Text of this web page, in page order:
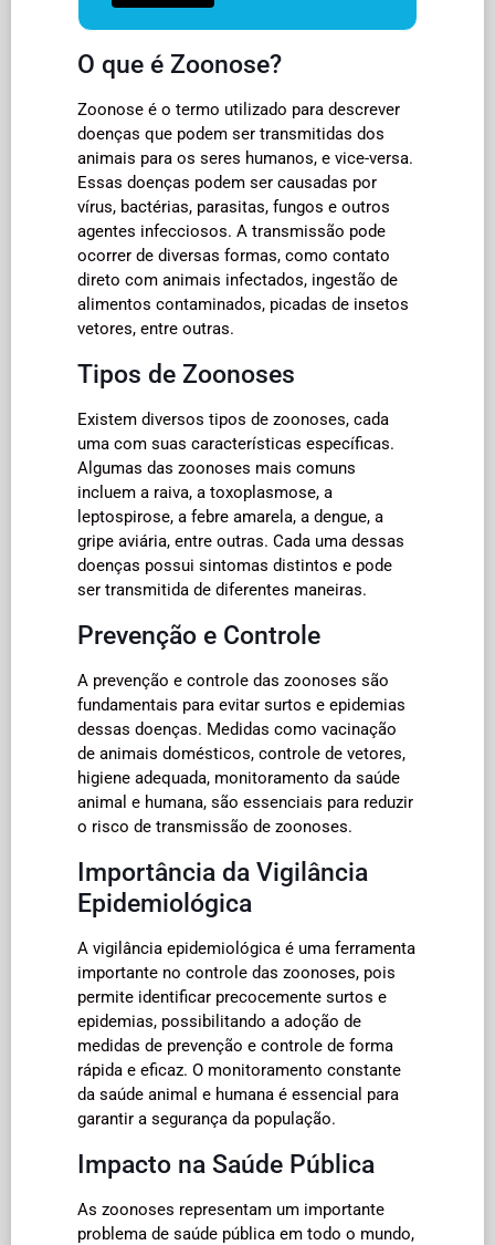
O que é Zoonose?
Zoonose é o termo utilizado para descrever
doenças que podem ser transmitidas dos
animais para os seres humanos, e vice-versa.
Essas doenças podem ser causadas por
vírus, bactérias, parasitas, fungos e outros
agentes infecciosos. A transmissão pode
ocorrer de diversas formas, como contato
direto com animais infectados, ingestão de
alimentos contaminados, picadas de insetos
vetores, entre outras.
Tipos de Zoonoses
Existem diversos tipos de zoonoses, cada
uma com suas características específicas.
Algumas das zoonoses mais comuns
incluem a raiva, a toxoplasmose, a
leptospirose, a febre amarela, a dengue, a
gripe aviária, entre outras. Cada uma dessas
doenças possui sintomas distintos e pode
ser transmitida de diferentes maneiras.
Prevenção e Controle
A prevenção e controle das zoonoses são
fundamentais para evitar surtos e epidemias
dessas doenças. Medidas como vacinação
de animais domésticos, controle de vetores,
higiene adequada, monitoramento da saúde
animal e humana, são essenciais para reduzir
o risco de transmissão de zoonoses.
Importância da Vigilância
Epidemiológica
A vigilância epidemiológica é uma ferramenta
importante no controle das zoonoses, pois
permite identificar precocemente surtos e
epidemias, possibilitando a adoção de
medidas de prevenção e controle de forma
rápida e eficaz. O monitoramento constante
da saúde animal e humana é essencial para
garantir a segurança da população.
Impacto na Saúde Pública
As zoonoses representam um importante
problema de saúde pública em todo o mundo,